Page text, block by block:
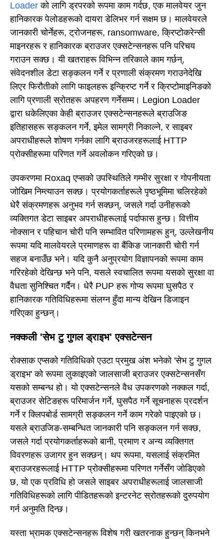
Loader को लागि ड्रपरको रूपमा काम गर्दछ, एक मालवेयर जुन
हानिकारक पेलोडहरूको दायरा डेलिभर गर्न सक्षम छ। मालवेयरले
जानकारी चोर्नेहरू, ट्रोजनहरू, ransomware, क्रिप्टोकरेन्सी
माइनरहरू र हानिकारक ब्राउजर एक्सटेन्सनहरू पनि परिचय
गराउन सक्छ। यी खतराहरू विभिन्न तरिकाले काम गर्छन्,
संवेदनशील डेटा सङ्कलन गर्ने र प्रणाली संक्रमण गराउनेदेखि
लिएर फिरौतीको लागि फाइलहरू इन्क्रिप्ट गर्ने र क्रिप्टोमाइनिङको
लागि प्रणाली स्रोतहरू अपहरण गर्नेसम्म। Legion Loader
द्वारा धकेलिएका केही ब्राउजर एक्सटेन्सनहरूले ब्राउजिङ
इतिहासहरू सङ्कलन गर्ने, इमेल सामग्री निकाल्ने, र साइबर
अपराधीहरूले शोषण गर्नका लागि ब्राउजरहरूलाई HTTP
प्रोक्सीहरूमा परिणत गर्ने अवलोकन गरिएको छ।
उपकरणमा Roxaq एप्सको उपस्थितिले गम्भीर सुरक्षा र गोपनीयता
जोखिम निम्त्याउन सक्छ। प्रयोगकर्ताहरूले पृष्ठभूमिमा चलिरहेको
धेरै संक्रमणहरू अनुभव गर्न सक्छन्, जसले गर्दा उनीहरूको
व्यक्तिगत डेटा साइबर अपराधीहरूलाई पर्दाफास हुन्छ। वित्तीय
नोक्सान र पहिचान चोरी पनि सम्भावित परिणामहरू हुन्, उल्लेखनीय
रूपमा यदि मालवेयरले प्रमाणहरू वा बैंकिङ जानकारी चोरी गर्न
सहज बनाउँछ भने। यदि कुनै अनुप्रयोग विज्ञापनको रूपमा काम
गरिरहेको देखिन्छ भने पनि, यसले स्वचालित रूपमा यसको सुरक्षा वा
वैधता सुनिश्चित गर्दैन। धेरै PUP हरू गोप्य रूपमा घुसपैठ र
हानिकारक गतिविधिहरूमा संलग्न हुँदा मान्य देखिन डिजाइन
गरिएका हुन्छन्।
नक्कली 'सेभ टु गुगल ड्राइभ' एक्सटेन्सन
रोक्साक एप्सको गतिविधिको एउटा प्रमुख अंश भनेको 'सेभ टु गुगल
ड्राइभ' को रूपमा लुकाइएको जालसाजी ब्राउजर एक्सटेन्सनसँग
यसको सम्बन्ध हो। यो एक्सटेन्सनले वैध उपकरणको नक्कल गर्दा,
ब्राउजर सेटिङहरू परिमार्जन गर्ने, घुसपैठ गर्ने सूचनाहरू प्रदर्शन
गर्ने र क्लिपबोर्ड सामग्री सङ्कलन गर्ने काम गरेको पाइएको छ।
यसले ब्राउजिङ-सम्बन्धित जानकारी पनि सङ्कलन गर्न सक्छ,
जसले गर्दा प्रयोगकर्ताहरूको बानी, प्रमाण र अन्य व्यक्तिगत
विवरणहरू उजागर हुन सक्छन्। थप रूपमा, यसलाई संक्रमित
ब्राउजरहरूलाई HTTP प्रोक्सीहरूमा परिणत गर्नेसँग जोडिएको
छ, यो एक प्रविधि हो जसले साइबर अपराधीहरूलाई जालसाजी
गतिविधिहरूको लागि पीडितहरूको इन्टरनेट स्रोतहरूको दुरुपयोग
गर्न अनुमति दिन्छ।
यस्ता भ्रामक एक्सटेन्सनहरू विशेष गरी खतरनाक हुन्छन् किनभने